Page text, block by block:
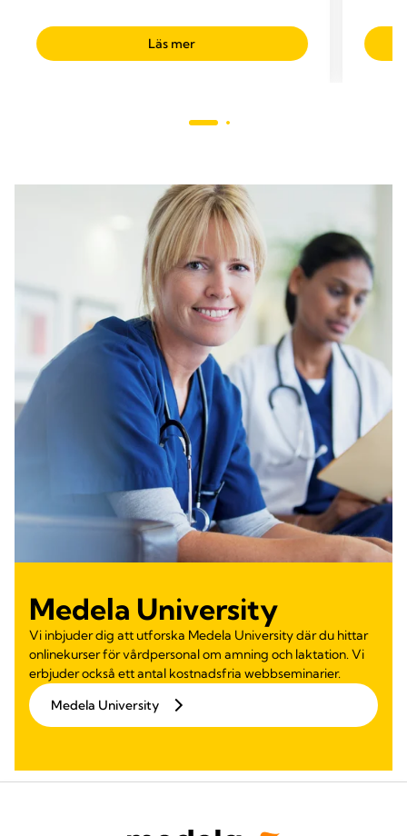
Läs mer
Medela University
Vi inbjuder dig att utforska Medela University där du hittar
onlinekurser för vårdpersonal om amning och laktation. Vi
erbjuder också ett antal kostnadsfria webbseminarier.
Medela University